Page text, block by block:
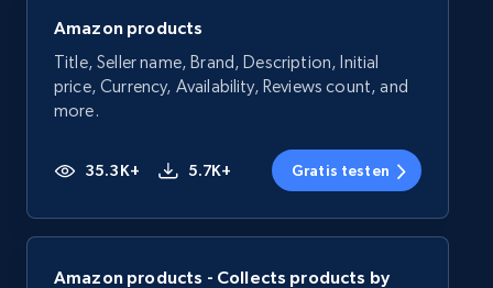
Amazon products
Title, Seller name, Brand, Description, Initial
price, Currency, Availability, Reviews count, and
more.
35.3K+ 5.7K+ Gratis testen
Amazon products - Collects products by